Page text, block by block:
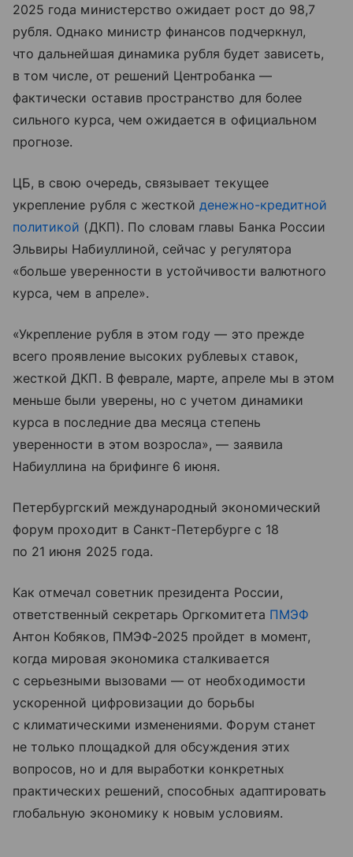
2025 года министерство ожидает рост до 98,7
рубля. Однако министр финансов подчеркнул,
что дальнейшая динамика рубля будет зависеть,
в том числе, от решений Центробанка —
фактически оставив пространство для более
сильного курса, чем ожидается в официальном
прогнозе.
ЦБ, в свою очередь, связывает текущее
укрепление рубля с жесткойденежно-кредитной
политикой (ДКП). По словам главы Банка России
Эльвиры Набиуллиной, сейчас у регулятора
«больше уверенности в устойчивости валютного
курса, чем в апреле».
«Укрепление рубля в этом году — это прежде
всего проявление высоких рублевых ставок,
жесткой ДКП. В феврале, марте, апреле мы в этом
меньше были уверены, но с учетом динамики
курса в последние два месяца степень
уверенности в этом возросла», — заявила
Набиуллина на брифинге 6 июня.
Петербургский международный экономический
форум проходит в Санкт-Петербурге с 18
по 21 июня 2025 года.
Как отмечал советник президента России,
ответственный секретарь Оргкомитета ПМЭФ
Антон Кобяков, ПМЭФ-2025 пройдет в момент,
когда мировая экономика сталкивается
с серьезными вызовами — от необходимости
ускоренной цифровизации до борьбы
с климатическими изменениями. Форум станет
не только площадкой для обсуждения этих
вопросов, но и для выработки конкретных
практических решений, способных адаптировать
глобальную экономику к новым условиям.